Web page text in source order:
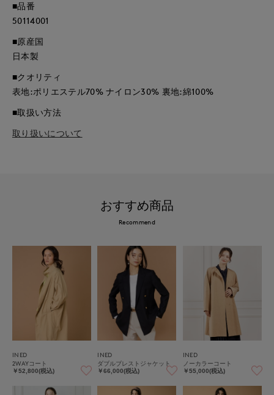
■品番
50114001
■原産国
日本製
■クオリティ
表地:ポリエステル70% ナイロン30% 裏地:綿100%
■取扱い方法
取り扱いについて
おすすめ商品
Recommend
INED
2WAYコート
￥52,800(税込)
INED
ダブルブレストジャケット
￥66,000(税込)
INED
ノーカラーコート
￥55,000(税込)